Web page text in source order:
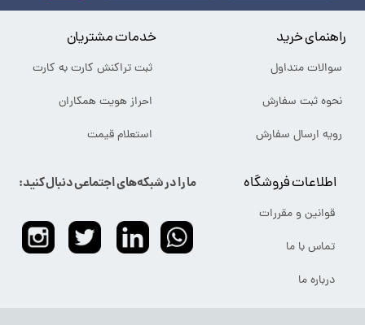
ما را در شبکه‌های اجتماعی دنبال کنید: اطلاعات فروشگاه
قوانین و مقررات
تماس با ما
درباره ما
خدمات مشتریان
ثبت تراکنش کارت به کارت
احراز هویت همکاران
استعلام قیمت
راهنمای خرید
سوالات متداول
نحوه ثبت سفارش
رویه ارسال سفارش